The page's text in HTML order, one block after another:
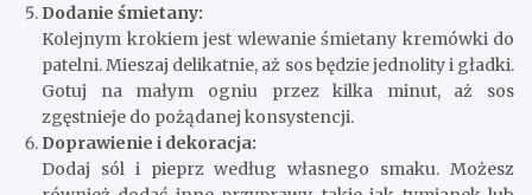
Dodanie śmietany:
Kolejnym krokiem jest wlewanie śmietany kremówki do
patelni. Mieszaj delikatnie, aż sos będzie jednolity i gładki.
Gotuj na małym ogniu przez kilka minut, aż sos
zgęstnieje do pożądanej konsystencji.
Doprawienie i dekoracja:
Dodaj sól i pieprz według własnego smaku. Możesz